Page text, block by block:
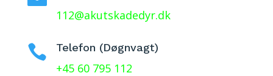
112@akutskadedyr.dk
 Telefon (Døgnvagt)
+45 60 795 112